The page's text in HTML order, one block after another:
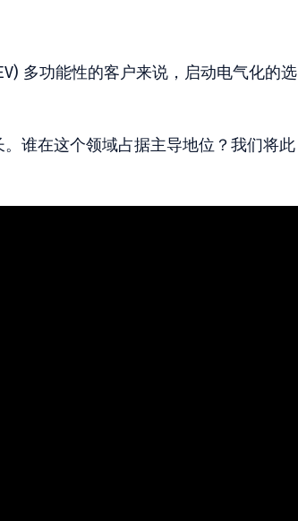
多功能性的客户来说，启动电气化的选
谁在这个领域占据主导地位？我们将此